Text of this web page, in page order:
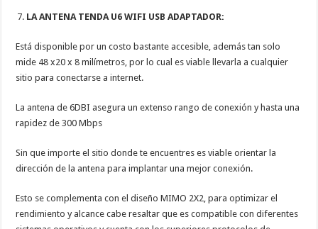
LA ANTENA TENDA U6 WIFI USB ADAPTADOR:
Está disponible por un costo bastante accesible, además tan solo
mide 48 x20 x 8 milímetros, por lo cual es viable llevarla a cualquier
sitio para conectarse a internet.
La antena de 6DBI asegura un extenso rango de conexión y hasta una
rapidez de 300 Mbps
Sin que importe el sitio donde te encuentres es viable orientar la
dirección de la antena para implantar una mejor conexión.
Esto se complementa con el diseño MIMO 2X2, para optimizar el
rendimiento y alcance cabe resaltar que es compatible con diferentes